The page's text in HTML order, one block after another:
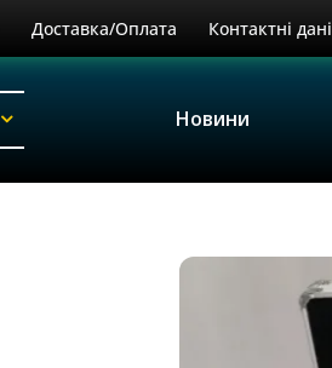
Доставка/Оплата Контактні дані
Новини